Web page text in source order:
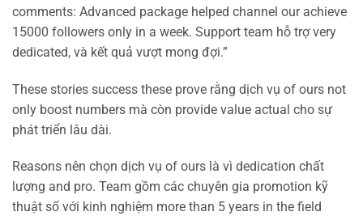
comments: Advanced package helped channel our achieve
15000 followers only in a week. Support team hỗ trợ very
dedicated, và kết quả vượt mong đợi.”
These stories success these prove rằng dịch vụ of ours not
only boost numbers mà còn provide value actual cho sự
phát triển lâu dài.
Reasons nên chọn dịch vụ of ours là vì dedication chất
lượng and pro. Team gồm các chuyên gia promotion kỹ
thuật số với kinh nghiệm more than 5 years in the field